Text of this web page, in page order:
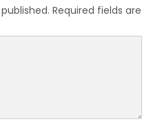
Required fields are